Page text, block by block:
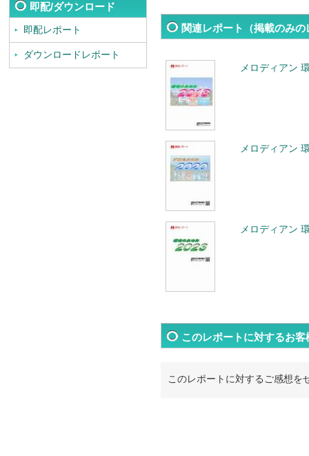
即配/ダウンロード
即配レポート
ダウンロードレポート
関連レポート（掲載のみ
メロディアン
メロディアン
メロディアン
このレポートに対するお客
このレポートに対するご感想を